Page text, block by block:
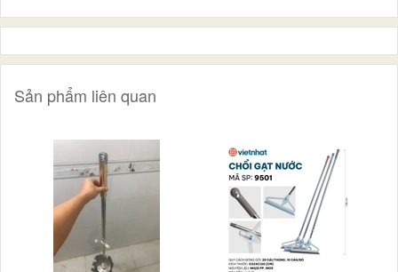
Sản phẩm liên quan